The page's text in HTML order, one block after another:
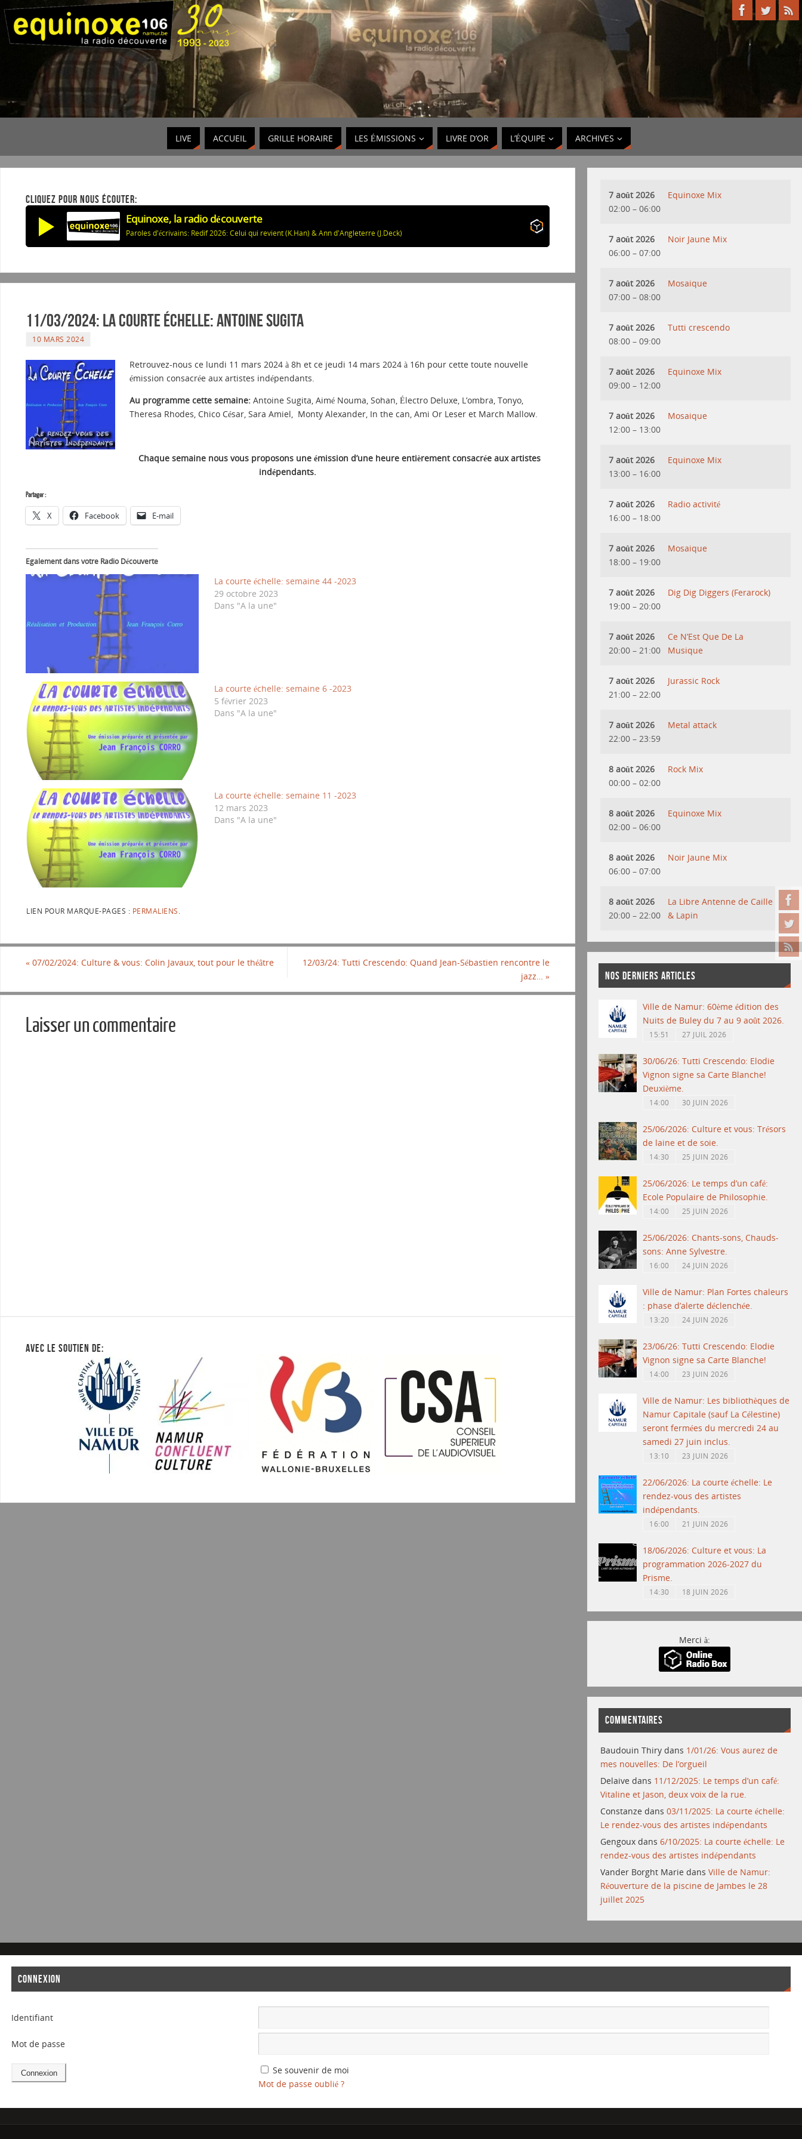
LIVE ACCUEIL GRILLE HORAIRE LES ÉMISSIONS LIVRE D’OR L’ÉQUIPE ARCHIVES
CLIQUEZ POUR NOUS ÉCOUTER:
Equinoxe, la radio découverte
Paroles d'écrivains: Redif 2026: Celui qui revient (K.Han) & Ann d'Angleterre (J.Deck)
11/03/2024: La courte échelle: Antoine SUGITA
10 MARS 2024
Retrouvez-nous ce lundi 11 mars 2024 à 8h et ce jeudi 14 mars 2024 à 16h pour cette toute nouvelle
émission consacrée aux artistes indépendants.
Au programme cette semaine: Antoine Sugita, Aimé Nouma, Sohan, Électro Deluxe, L’ombra, Tonyo,
Theresa Rhodes, Chico César, Sara Amiel, Monty Alexander, In the can, Ami Or Leser et March Mallow.
Chaque semaine nous vous proposons une émission d’une heure entièrement consacrée aux artistes
indépendants.
Partager :
X Facebook E-mail
Egalement dans votre Radio Découverte
La courte échelle: semaine 44 -2023
29 octobre 2023
Dans "A la une"
La courte échelle: semaine 6 -2023
5 février 2023
Dans "A la une"
La courte échelle: semaine 11 -2023
12 mars 2023
Dans "A la une"
LIEN POUR MARQUE-PAGES : PERMALIENS
« 07/02/2024: Culture & vous: Colin Javaux, tout pour le théâtre
12/03/24: Tutti Crescendo: Quand Jean-Sébastien rencontre le
jazz… »
Laisser un commentaire
AVEC LE SOUTIEN DE:
7 août 2026
02:00 – 06:00
Equinoxe Mix
7 août 2026
06:00 – 07:00
Noir Jaune Mix
7 août 2026
07:00 – 08:00
Mosaique
7 août 2026
08:00 – 09:00
Tutti crescendo
7 août 2026
09:00 – 12:00
Equinoxe Mix
7 août 2026
12:00 – 13:00
Mosaique
7 août 2026
13:00 – 16:00
Equinoxe Mix
7 août 2026
16:00 – 18:00
Radio activité
7 août 2026
18:00 – 19:00
Mosaique
7 août 2026
19:00 – 20:00
Dig Dig Diggers (Ferarock)
7 août 2026
20:00 – 21:00
Ce N’Est Que De La
Musique
7 août 2026
21:00 – 22:00
Jurassic Rock
7 août 2026
22:00 – 23:59
Metal attack
8 août 2026
00:00 – 02:00
Rock Mix
8 août 2026
02:00 – 06:00
Equinoxe Mix
8 août 2026
06:00 – 07:00
Noir Jaune Mix
8 août 2026
20:00 – 22:00
La Libre Antenne de Caille
& Lapin
NOS DERNIERS ARTICLES
Ville de Namur: 60ème édition des
Nuits de Buley du 7 au 9 août 2026.
15:51 27 JUIL 2026
30/06/26: Tutti Crescendo: Elodie
Vignon signe sa Carte Blanche!
Deuxième.
14:00 30 JUIN 2026
25/06/2026: Culture et vous: Trésors
de laine et de soie.
14:30 25 JUIN 2026
25/06/2026: Le temps d’un café:
Ecole Populaire de Philosophie.
14:00 25 JUIN 2026
25/06/2026: Chants-sons, Chauds-
sons: Anne Sylvestre.
16:00 24 JUIN 2026
Ville de Namur: Plan Fortes chaleurs
: phase d’alerte déclenchée.
13:20 24 JUIN 2026
23/06/26: Tutti Crescendo: Elodie
Vignon signe sa Carte Blanche!
14:00 23 JUIN 2026
Ville de Namur: Les bibliothèques de
Namur Capitale (sauf La Célestine)
seront fermées du mercredi 24 au
samedi 27 juin inclus.
13:10 23 JUIN 2026
22/06/2026: La courte échelle: Le
rendez-vous des artistes
indépendants.
16:00 21 JUIN 2026
18/06/2026: Culture et vous: La
programmation 2026-2027 du
Prisme.
14:30 18 JUIN 2026
Merci à:
COMMENTAIRES
Baudouin Thiry dans 1/01/26: Vous aurez de
mes nouvelles: De l’orgueil
Delaive dans 11/12/2025: Le temps d’un café:
Vitaline et Jason, deux voix de la rue.
Constanze dans03/11/2025: La courte échelle:
Le rendez-vous des artistes indépendants
Gengoux dans6/10/2025: La courte échelle: Le
rendez-vous des artistes indépendants
Vander Borght Marie dansVille de Namur:
Réouverture de la piscine de Jambes le 28
juillet 2025
CONNEXION
Identifiant
Mot de passe
Se souvenir de moi
Mot de passe oublié ?